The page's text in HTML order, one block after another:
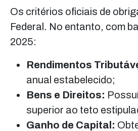
Os critérios oficiais de
Federal. No entanto, com
2025:
Rendimentos
anual estabelecido;
Bens e Direitos:
superior ao teto
Ganho de Capital: